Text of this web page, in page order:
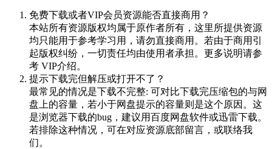
免费下载或者VIP会员资源能否直接商用？
本站所有资源版权均属于原作者所有，这里所提供资源
均只能用于参考学习用，请勿直接商用。若由于商用引
起版权纠纷，一切责任均由使用者承担。更多说明请参
考 VIP介绍。
提示下载完但解压或打开不了？
最常见的情况是下载不完整: 可对比下载完压缩包的与网
盘上的容量，若小于网盘提示的容量则是这个原因。这
是浏览器下载的bug，建议用百度网盘软件或迅雷下载。
若排除这种情况，可在对应资源底部留言，或联络我
们。